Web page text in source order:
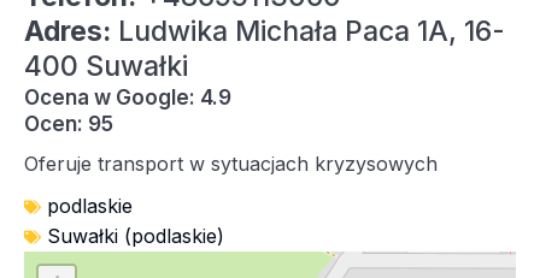
Adres: Ludwika Michała Paca 1A, 16-
400 Suwałki
Ocena w Google: 4.9
Ocen: 95
Oferuje transport w sytuacjach kryzysowych
podlaskie
Suwałki (podlaskie)